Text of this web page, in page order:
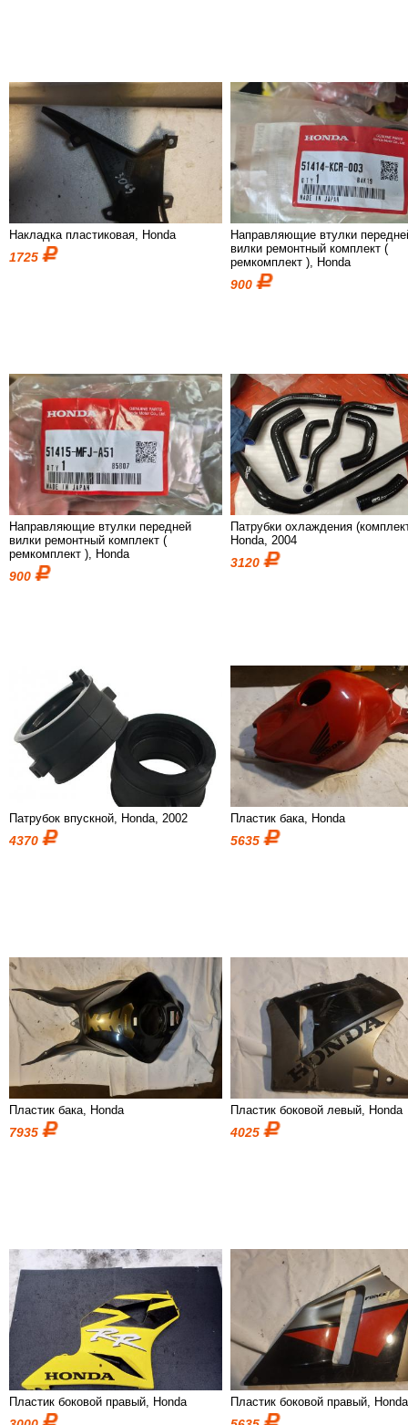
Накладка пластиковая, Honda
1725
Направляющие втулки
вилки ремонтный комплект (
ремкомплект ), Honda
900
Направляющие втулки передней
вилки ремонтный комплект (
ремкомплект ), Honda
900
Патрубки охлаждения
Honda, 2004
3120
Патрубок впускной, Honda, 2002
4370
Пластик бака, Honda
5635
Пластик бака, Honda
7935
Пластик боковой левый, Honda
4025
Пластик боковой правый, Honda Пластик боковой правый, Honda